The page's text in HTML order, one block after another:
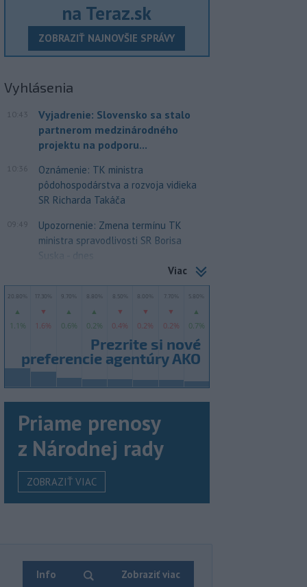
na Teraz.sk
ZOBRAZIŤ NAJNOVŠIE SPRÁVY
Vyhlásenia
10:43
Vyjadrenie: Slovensko sa stalo
partnerom medzinárodného
projektu na podporu...
10:36
Oznámenie: TK ministra
pôdohospodárstva a rozvoja vidieka
SR Richarda Takáča
09:49
Upozornenie: Zmena termínu TK
ministra spravodlivosti SR Borisa
Suska - dnes
Viac
Priame prenosy
z Národnej rady
ZOBRAZIŤ VIAC
Info Zobraziť viac